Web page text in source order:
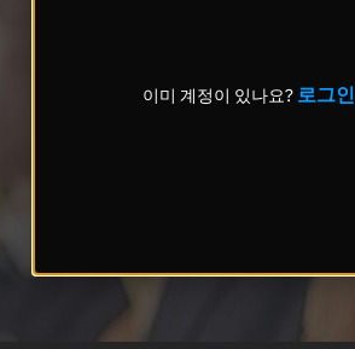
이미 계정이 있나요? 로그인